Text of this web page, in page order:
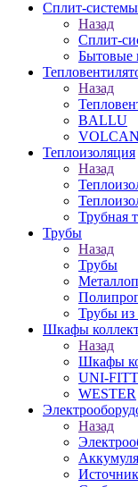
Сплит-системы
Назад
Сплит-
Бытовые
Назад
BALLU
Теплоизоляция
Назад
Трубная
Трубы
Назад
Трубы
Трубы из
Шкафы
Назад
Шкафы
UNI-FITT
WESTER
Назад